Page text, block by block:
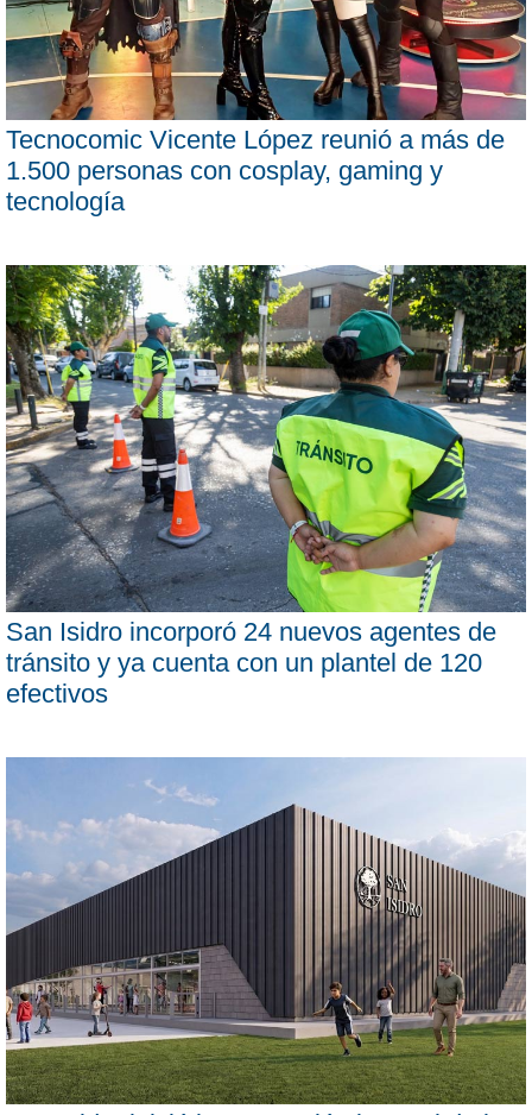
Tecnocomic Vicente López reunió a más de
1.500 personas con cosplay, gaming y
tecnología
San Isidro incorporó 24 nuevos agentes de
tránsito y ya cuenta con un plantel de 120
efectivos